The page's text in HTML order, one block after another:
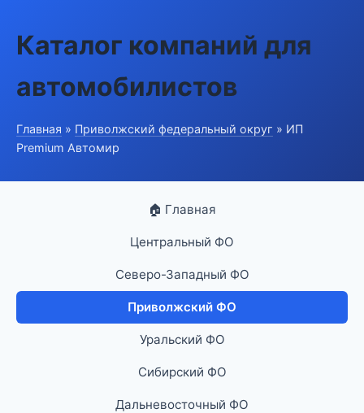
Каталог компаний для
автомобилистов
Главная » Приволжский федеральный округ » ИП
Premium Автомир
🏠 Главная
Центральный ФО
Северо-Западный ФО
Приволжский ФО
Уральский ФО
Сибирский ФО
Дальневосточный ФО